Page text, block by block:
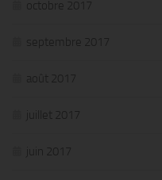
octobre 2017
septembre 2017
août 2017
juillet 2017
juin 2017